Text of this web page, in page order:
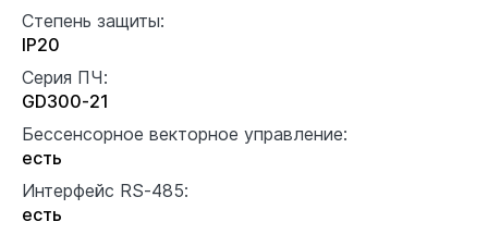
Степень защиты:
IP20
Серия ПЧ:
GD300-21
Бессенсорное векторное управление:
есть
Интерфейс RS-485:
есть